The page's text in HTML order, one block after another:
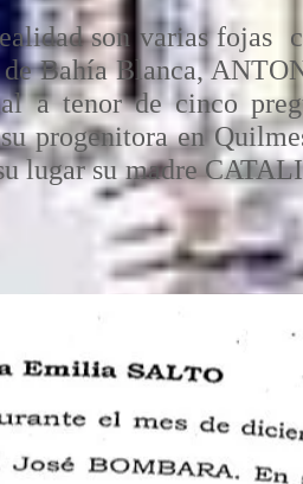
son varias fojas
Bahía Blanca,
a tenor de cinco
progenitora en
lugar su madre